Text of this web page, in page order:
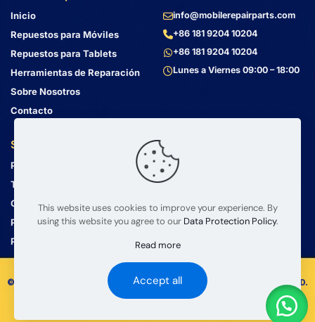
Inicio
Repuestos para Móviles
Repuestos para Tablets
Herramientas de Reparación
Sobre Nosotros
Contacto
Servicio al Cliente
Política de Privacidad
Términos y Condiciones
Guía de Envío
Política de Devolución
Preguntas Frecuentes
info@mobilerepairparts.com
+86 181 9204 10204
+86 181 9204 10204
Lunes a Viernes 09:00 – 18:00
Dirección
Bin Jiang Xi Lu
Haizhu, Guangzhou
© 2008 – 2026 mobilerepairparts.com — BETA Electronic Co LTD.
Todos los Derechos Reservados.
This website uses cookies to improve your experience. By
using this website you agree to our Data Protection Policy.
Read more
Accept all